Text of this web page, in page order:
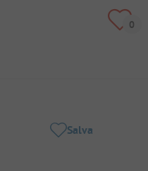
Salva